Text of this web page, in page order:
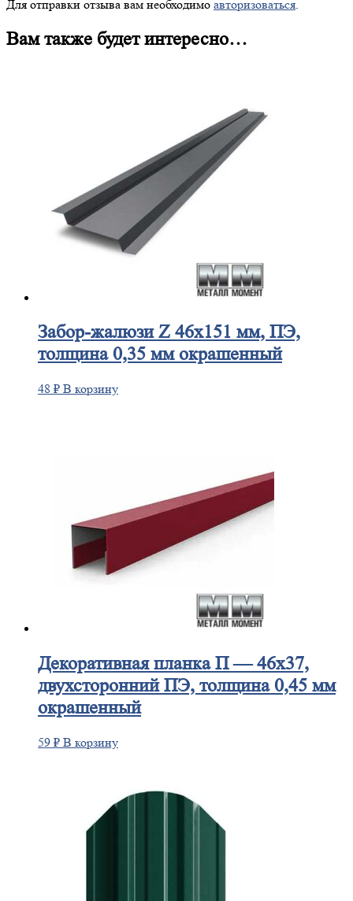
Для отправки отзыва вам необходимо авторизоваться
Вам также будет интересно…
Забор-жалюзиZ 46х151 мм, ПЭ,
толщина 0,35 мм окрашенный
48 ₽ В корзину
Декоративнаяпланка П — 46х37,
двухсторонний ПЭ, толщина 0,45 мм
окрашенный
59 ₽ В корзину